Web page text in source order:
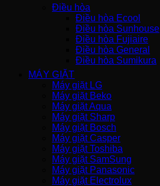
Điều hòa
Điều hòa Ecool
Điều hòa Sunhouse
Điều hòa Fujiaire
Điều hòa General
Điều hòa Sumikura
MÁY GIẶT
Máy giặt LG
Máy giặt Beko
Máy giặt Aqua
Máy giặt Sharp
Máy giặt Bosch
Máy giặt Casper
Máy giặt Toshiba
Máy giặt SamSung
Máy giặt Panasonic
Máy giặt Electrolux